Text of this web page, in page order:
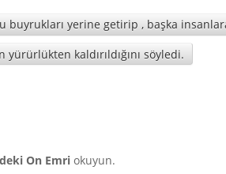
buyrukları yerine getirip , başka
yürürlükten kaldırıldığını söyledi.
On Emri okuyun.